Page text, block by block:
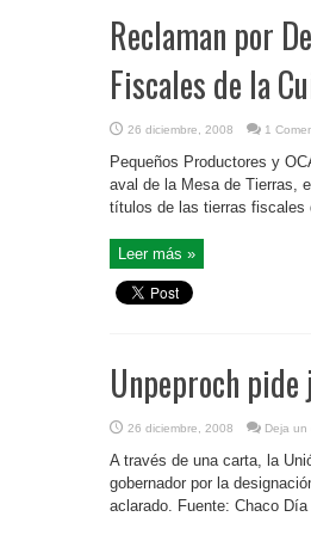
Reclaman por
Fiscales de la
26 diciembre, 2008 1
Pequeños Productores y
aval de la Mesa de Tierras,
títulos de las tierras fiscales
Leer más »
Unpeproch
26 diciembre, 2008 Deja un
A través de una carta, la
gobernador por la
aclarado. Fuente: Chaco